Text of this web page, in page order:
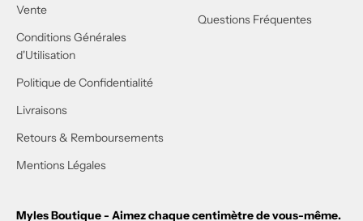
Vente
Conditions Générales
d'Utilisation
Politique de Confidentialité
Livraisons
Retours & Remboursements
Mentions Légales
Questions Fréquentes
Myles Boutique - Aimez chaque centimètre de vous-même.